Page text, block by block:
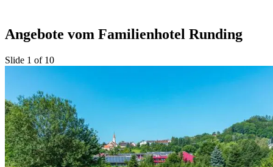
Angebote vom Familienhotel Runding
Slide 1 of 10